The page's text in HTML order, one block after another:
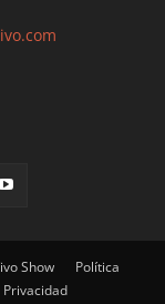
Show
Política